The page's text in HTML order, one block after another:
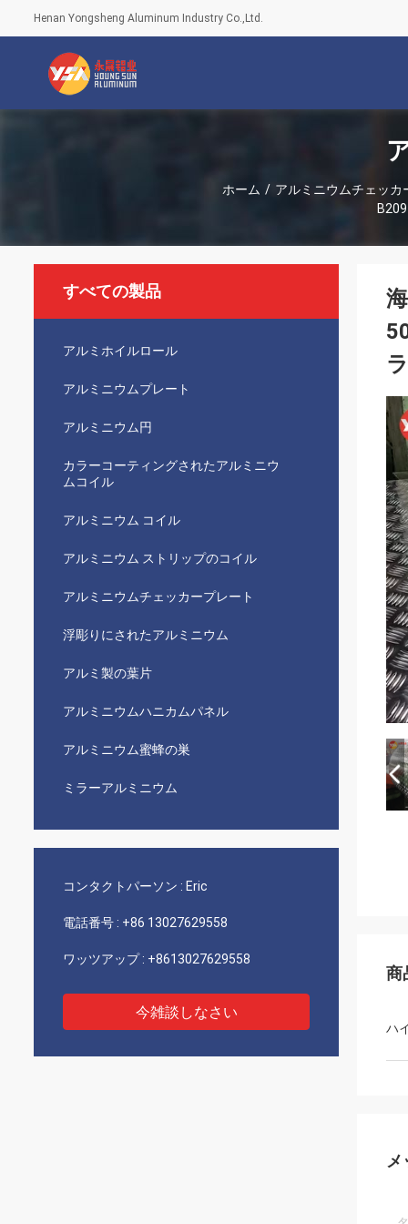
Henan Yongsheng Aluminum Industry Co.,Ltd.
ホーム / アルミニウムチェッカ
すべての製品
アルミホイルロール
アルミニウムプレート
アルミニウム円
カラーコーティングされたアルミニウ
ムコイル
アルミニウム コイル
アルミニウム ストリップのコイル
アルミニウムチェッカープレート
浮彫りにされたアルミニウム
アルミ製の葉片
アルミニウムハニカムパネル
アルミニウム蜜蜂の巣
ミラーアルミニウム
コンタクトパーソン : Eric
電話番号 : +86 13027629558
ワッツアップ : +8613027629558
今雑談しなさい
商
ハ